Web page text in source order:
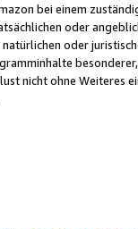
bei einem
oder
oder
nicht ohne Weiteres